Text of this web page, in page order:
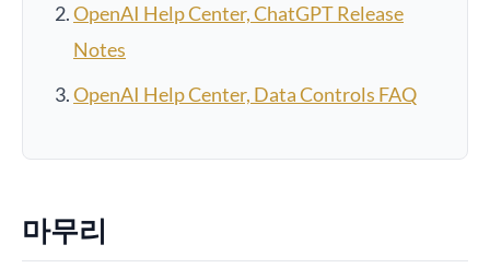
OpenAI Help Center, ChatGPT Release
Notes
OpenAI Help Center, Data Controls FAQ
마무리